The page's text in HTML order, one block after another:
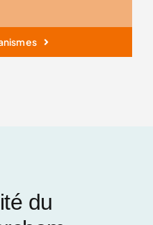
du